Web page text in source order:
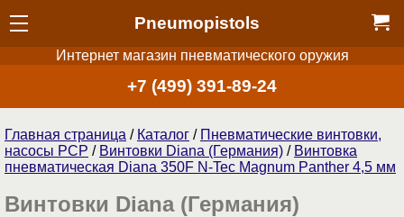
Pneumopistols
Интернет магазин пневматического оружия
+7 (499) 391-89-24
Главная страница / Каталог / Пневматические винтовки,
насосы PCP / Винтовки Diana (Германия) / Винтовка
пневматическая Diana 350F N-Tec Magnum Panther 4,5 мм
Винтовки Diana (Германия)